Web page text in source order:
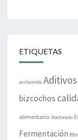
ETIQUETAS
acrilamida Aditivos
bizcochos
alimentario Doctorado
Fermentación